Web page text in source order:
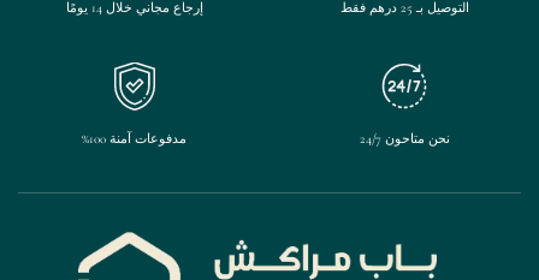
التوصيل بـ 25 درهم فقط إرجاع مجاني خلال 14 يومًا
نحن متاحون 24/7 مدفوعات آمنة 100%